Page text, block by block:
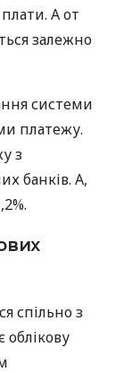
А от
залежно
системи
платежу.
з
банків. А,
спільно з
облікову